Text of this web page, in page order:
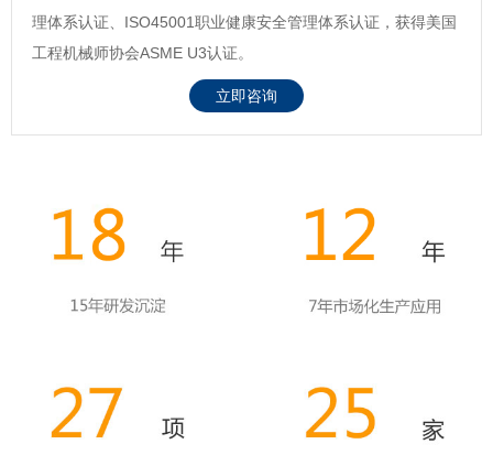
理体系认证、ISO45001职业健康安全管理体系认证，获得美国
工程机械师协会ASME U3认证。
立即咨询